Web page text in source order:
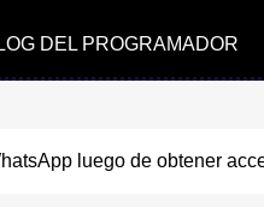
DEL PROGRAMADOR
luego de obtener